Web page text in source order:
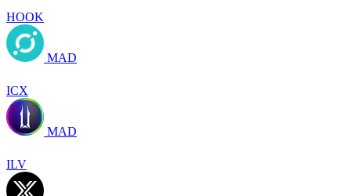
HOOK
MAD
ICX
MAD
ILV